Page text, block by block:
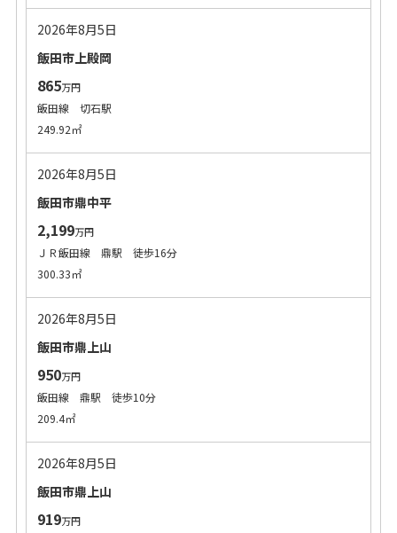
2026年8月5日
飯田市上殿岡
865万円
飯田線 切石駅
249.92㎡
2026年8月5日
飯田市鼎中平
2,199万円
ＪＲ飯田線 鼎駅 徒歩16分
300.33㎡
2026年8月5日
飯田市鼎上山
950万円
飯田線 鼎駅 徒歩10分
209.4㎡
2026年8月5日
飯田市鼎上山
919万円